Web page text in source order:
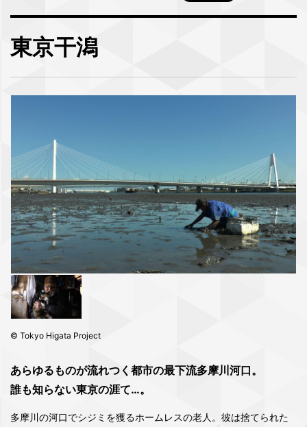
東京干潟
© Tokyo Higata Project
あらゆるものが流れつく都市の最下流多摩川河口。
誰も知らない東京の涯て…。
多摩川の河口でシジミを獲るホームレスの老人。彼は捨てられた